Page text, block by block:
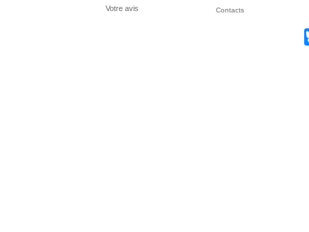
Votre avis Contacts